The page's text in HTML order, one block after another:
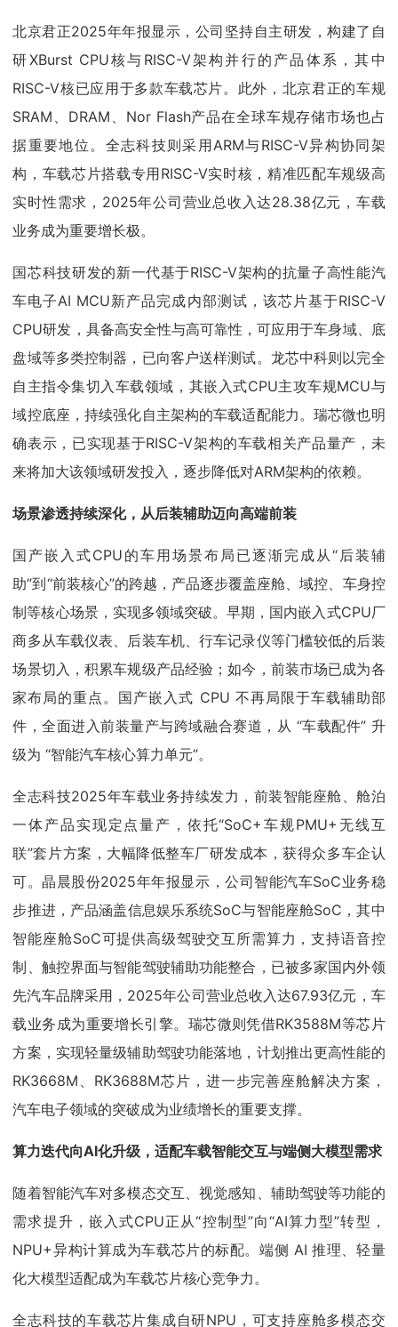
北京君正2025年年报显示，公司坚持自主研发，构建了自
研XBurst CPU核与RISC-V架构并行的产品体系，其中
RISC-V核已应用于多款车载芯片。此外，北京君正的车规
SRAM、DRAM、Nor Flash产品在全球车规存储市场也占
据重要地位。全志科技则采用ARM与RISC-V异构协同架
构，车载芯片搭载专用RISC-V实时核，精准匹配车规级高
实时性需求，2025年公司营业总收入达28.38亿元，车载
业务成为重要增长极。
国芯科技研发的新一代基于RISC-V架构的抗量子高性能汽
车电子AI MCU新产品完成内部测试，该芯片基于RISC-V
CPU研发，具备高安全性与高可靠性，可应用于车身域、底
盘域等多类控制器，已向客户送样测试。龙芯中科则以完全
自主指令集切入车载领域，其嵌入式CPU主攻车规MCU与
域控底座，持续强化自主架构的车载适配能力。瑞芯微也明
确表示，已实现基于RISC-V架构的车载相关产品量产，未
来将加大该领域研发投入，逐步降低对ARM架构的依赖。
场景渗透持续深化，从后装辅助迈向高端前装
国产嵌入式CPU的车用场景布局已逐渐完成从“后装辅
助”到“前装核心”的跨越，产品逐步覆盖座舱、域控、车身控
制等核心场景，实现多领域突破。早期，国内嵌入式CPU厂
商多从车载仪表、后装车机、行车记录仪等门槛较低的后装
场景切入，积累车规级产品经验；如今，前装市场已成为各
家布局的重点。国产嵌入式 CPU 不再局限于车载辅助部
件，全面进入前装量产与跨域融合赛道，从 “车载配件” 升
级为 “智能汽车核心算力单元”。
全志科技2025年车载业务持续发力，前装智能座舱、舱泊
一体产品实现定点量产，依托“SoC+车规PMU+无线互
联”套片方案，大幅降低整车厂研发成本，获得众多车企认
可。晶晨股份2025年年报显示，公司智能汽车SoC业务稳
步推进，产品涵盖信息娱乐系统SoC与智能座舱SoC，其中
智能座舱SoC可提供高级驾驶交互所需算力，支持语音控
制、触控界面与智能驾驶辅助功能整合，已被多家国内外领
先汽车品牌采用，2025年公司营业总收入达67.93亿元，车
载业务成为重要增长引擎。瑞芯微则凭借RK3588M等芯片
方案，实现轻量级辅助驾驶功能落地，计划推出更高性能的
RK3668M、RK3688M芯片，进一步完善座舱解决方案，
汽车电子领域的突破成为业绩增长的重要支撑。
算力迭代向AI化升级，适配车载智能交互与端侧大模型需求
随着智能汽车对多模态交互、视觉感知、辅助驾驶等功能的
需求提升，嵌入式CPU正从“控制型”向“AI算力型”转型，
NPU+异构计算成为车载芯片的标配。端侧 AI 推理、轻量
化大模型适配成为车载芯片核心竞争力。
全志科技的车载芯片集成自研NPU，可支持座舱多模态交